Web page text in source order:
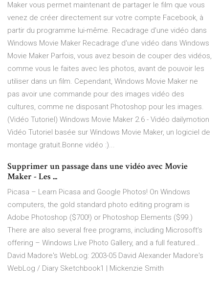
Maker vous permet maintenant de partager le film que vous
venez de créer directement sur votre compte Facebook, à
partir du programme lui-même. Recadrage d'une vidéo dans
Windows Movie Maker Recadrage d'une vidéo dans Windows
Movie Maker Parfois, vous avez besoin de couper des vidéos,
comme vous le faites avec les photos, avant de pouvoir les
utiliser dans un film. Cependant, Windows Movie Maker ne
pas avoir une commande pour des images vidéo des
cultures, comme ne disposant Photoshop pour les images.
(Vidéo Tutoriel) Windows Movie Maker 2.6 - Vidéo dailymotion
Vidéo Tutoriel basée sur Windows Movie Maker, un logiciel de
montage gratuit.Bonne vidéo :)...
Supprimer un passage dans une vidéo avec Movie
Maker - Les ...
Picasa – Learn Picasa and Google Photos! On Windows
computers, the gold standard photo editing program is
Adobe Photoshop ($700!) or Photoshop Elements ($99.)
There are also several free programs, including Microsoft’s
offering – Windows Live Photo Gallery, and a full featured…
David Madore's WebLog: 2003-05 David Alexander Madore's
WebLog / Diary Sketchbook1 | Mickenzie Smith